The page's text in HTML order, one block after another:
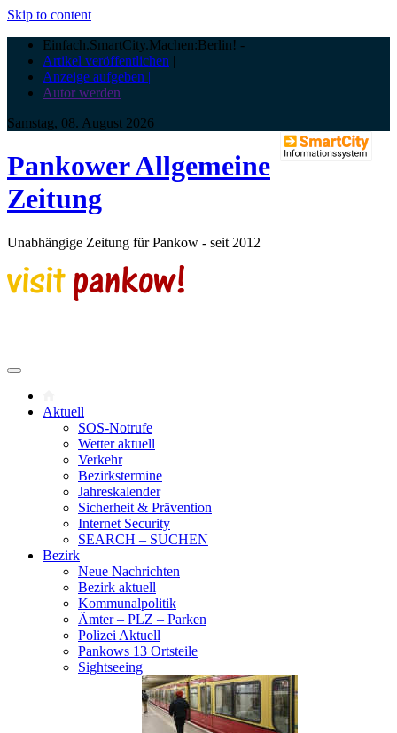
Skip to content
Einfach.SmartCity.Machen:Berlin! -
Artikel veröffentlichen |
Anzeige aufgeben |
Autor werden
Samstag, 08. August 2026
Pankower Allgemeine
Zeitung
Unabhängige Zeitung für Pankow - seit 2012
Aktuell
SOS-Notrufe
Wetter aktuell
Verkehr
Bezirkstermine
Jahreskalender
Sicherheit & Prävention
Internet Security
SEARCH – SUCHEN
Bezirk
Neue Nachrichten
Bezirk aktuell
Kommunalpolitik
Ämter – PLZ – Parken
Polizei Aktuell
Pankows 13 Ortsteile
Sightseeing